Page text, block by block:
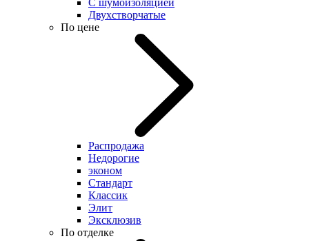
С шумоизоляцией
Двухстворчатые
По цене
Распродажа
Недорогие
эконом
Стандарт
Классик
Элит
Эксклюзив
По отделке